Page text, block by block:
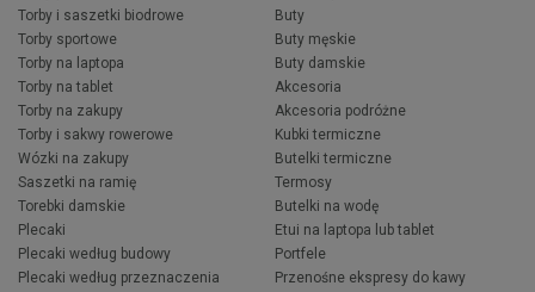
Torby i saszetki biodrowe
Torby sportowe
Torby na laptopa
Torby na tablet
Torby na zakupy
Torby i sakwy rowerowe
Wózki na zakupy
Saszetki na ramię
Torebki damskie
Plecaki
Plecaki według budowy
Plecaki według przeznaczenia
Buty
Buty męskie
Buty damskie
Akcesoria
Akcesoria podróżne
Kubki termiczne
Butelki termiczne
Termosy
Butelki na wodę
Etui na laptopa lub tablet
Portfele
Przenośne ekspresy do kawy